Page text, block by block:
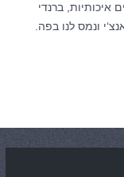
איכותיות, ברנדי
ונמס לנו בפה.